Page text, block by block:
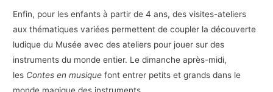
Enfin, pour les enfants à partir de 4 ans, des visites-ateliers
aux thématiques variées permettent de coupler la découverte
ludique du Musée avec des ateliers pour jouer sur des
instruments du monde entier. Le dimanche après-midi,
les Contes en musique font entrer petits et grands dans le